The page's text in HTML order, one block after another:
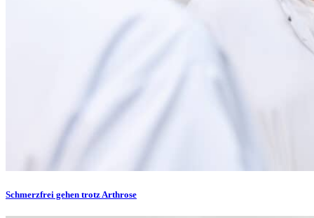
Schmerzfrei gehen trotz Arthrose